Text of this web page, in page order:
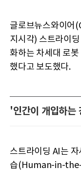
글로브뉴스와이어
지시각) 스트라이
화하는 차세대 로
했다고 보도했다.
'인간이 개입하는
스트라이딩 AI는
습(Human-in-the-